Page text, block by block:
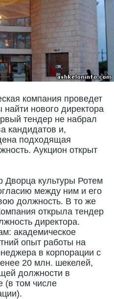
компания проведет
нового директора
тендер не набрал
кандидатов и,
подходящая
Аукцион открыт
Дворца культуры Ротем
между ним и его
должность. В то же
открыла тендер
директора.
академическое
опыт работы на
в корпорации с
20 млн. шекелей,
должности в
(в том числе